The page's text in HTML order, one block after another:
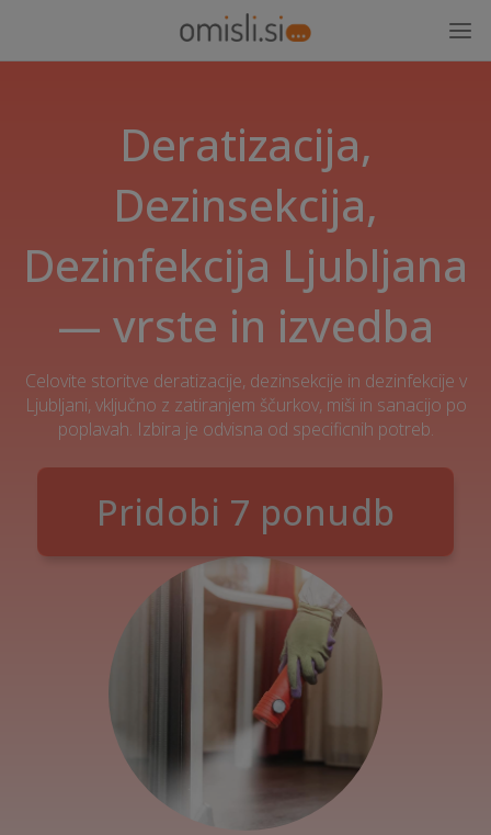
Deratizacija,
Dezinsekcija,
Dezinfekcija Ljubljana
— vrste in izvedba
Celovite storitve deratizacije, dezinsekcije in dezinfekcije v
Ljubljani, vključno z zatiranjem ščurkov, miši in sanacijo po
poplavah. Izbira je odvisna od specificnih potreb.
Pridobi 7 ponudb